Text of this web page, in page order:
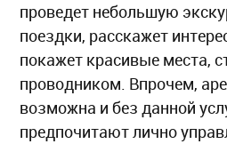
проведет небольшую
поездки, расскажет
покажет красивые места,
проводником. Впрочем,
возможна и без данной
предпочитают лично